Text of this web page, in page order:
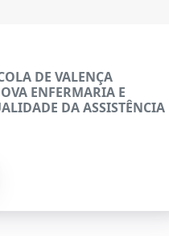
DE VALENÇA
ENFERMARIA E
DA ASSISTÊNCIA